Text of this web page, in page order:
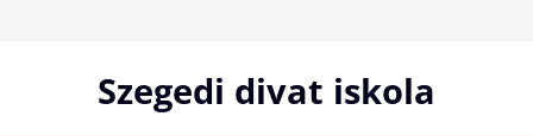
Szegedi divat iskola